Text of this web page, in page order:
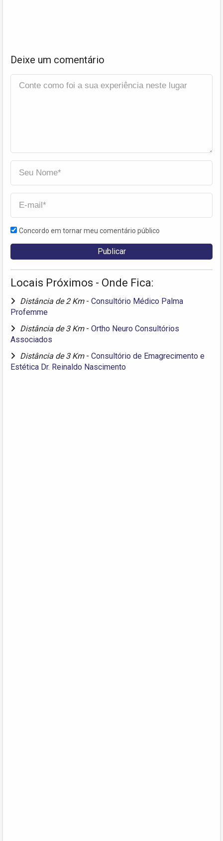
Deixe um comentário
Concordo em tornar meu comentário público
Locais Próximos - Onde Fica:
Distância de 2 Km - Consultório Médico Palma
Profemme
Distância de 3 Km - Ortho Neuro Consultórios
Associados
Distância de 3 Km - Consultório de Emagrecimento e
Estética Dr. Reinaldo Nascimento